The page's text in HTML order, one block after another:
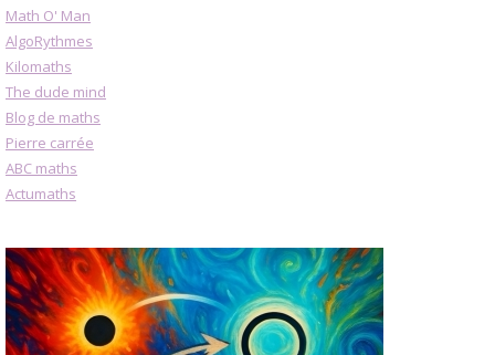
Math O' Man
AlgoRythmes
Kilomaths
The dude mind
Blog de maths
Pierre carrée
ABC maths
Actumaths